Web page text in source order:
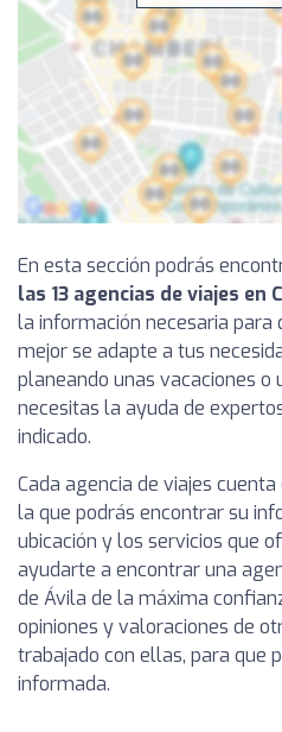
En esta sección podrás
las 13 agencias de viajes en
la información necesaria para
mejor se adapte a tus
planeando unas vacaciones o
necesitas la ayuda de
indicado.
Cada agencia de viajes
la que podrás encontrar su
ubicación y los servicios que
ayudarte a encontrar una
de Ávila de la máxima
opiniones y valoraciones de
trabajado con ellas, para que
informada.